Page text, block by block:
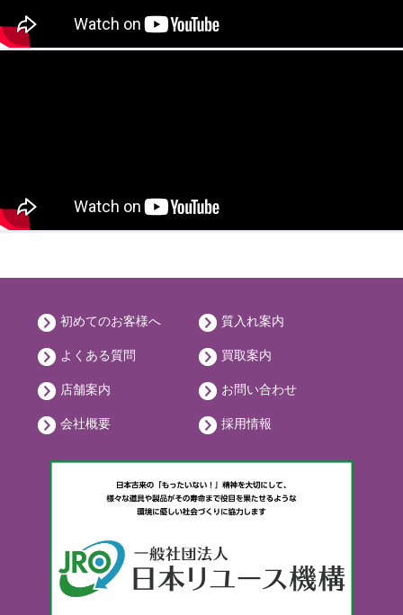
初めてのお客様へ 質入れ案内
よくある質問 買取案内
店舗案内 お問い合わせ
会社概要 採用情報